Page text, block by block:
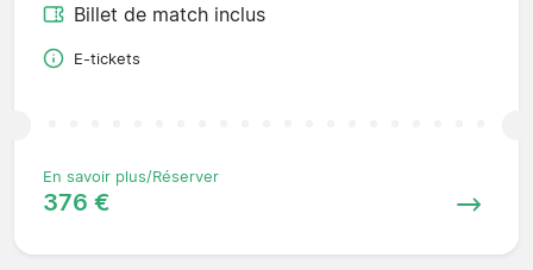
Billet de match inclus
E-tickets
En savoir plus/Réserver
376 €